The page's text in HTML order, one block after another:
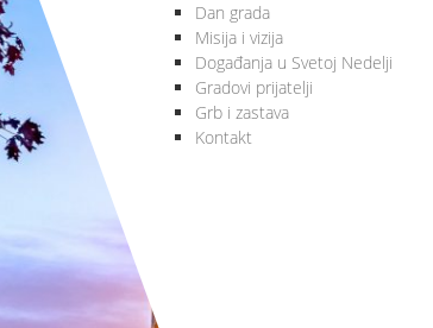
Dan grada
Misija i vizija
Događanja u Svetoj Nedelji
Gradovi prijatelji
Grb i zastava
Kontakt